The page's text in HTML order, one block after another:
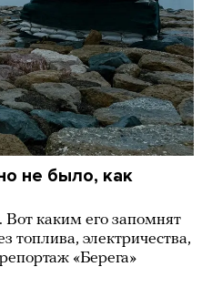
не было, как
каким его запомнят
топлива, электричества,
«Берега»